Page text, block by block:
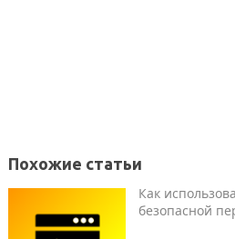
Похожие статьи
Как
безопасной